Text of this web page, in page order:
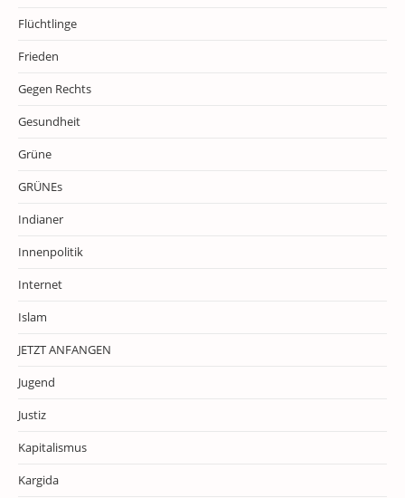
Flüchtlinge
Frieden
Gegen Rechts
Gesundheit
Grüne
GRÜNEs
Indianer
Innenpolitik
Internet
Islam
JETZT ANFANGEN
Jugend
Justiz
Kapitalismus
Kargida